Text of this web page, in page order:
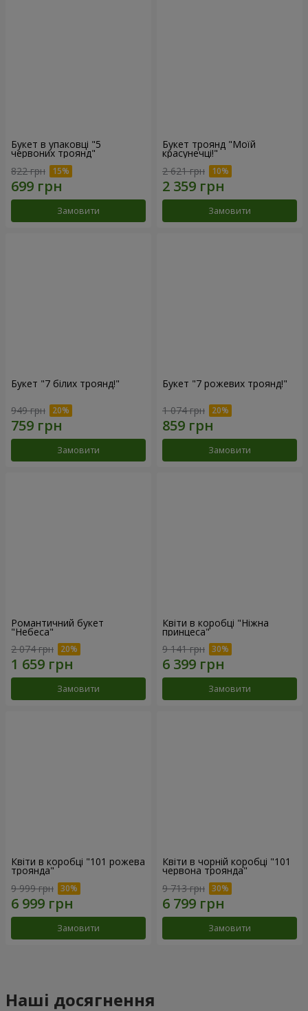
Букет в упаковці "5
червоних троянд"
822 грн
Замовити
Букет троянд "Моїй
красунечці!"
2 621 грн
Замовити
Букет "7 білих троянд!"
949 грн
Замовити
Букет "7 рожевих троянд!"
1 074 грн
Замовити
Романтичний букет
"Небеса"
2 074 грн
Замовити
Квіти в коробці "Ніжна
принцеса"
9 141 грн
Замовити
Квіти в коробці "101 рожева
троянда"
9 999 грн
Замовити
Квіти в чорній коробці "101
червона троянда"
9 713 грн
Замовити
Наші досягнення